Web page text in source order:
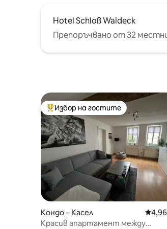
Hotel Schloß Waldeck
Препоръчвано от 32
Най-популярен избор на гостите
Избор на гостите
Кондо – Касел
Красив апартамент между